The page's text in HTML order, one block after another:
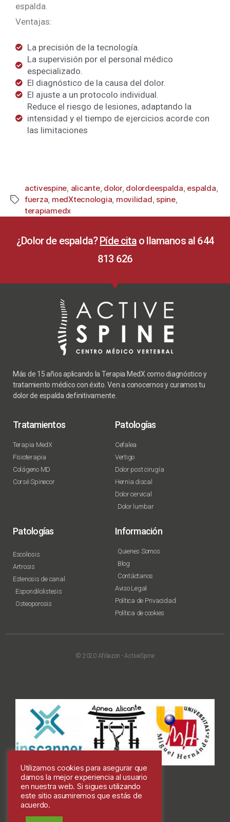
espalda.
Ventajas:
La precisión de la tecnología.
La supervisión por el personal médico
especializado.
El diagnóstico de la causa del dolor.
El ajuste a un protocolo individual.
Reduce el riesgo de lesiones, adaptando la
intensidad y el tiempo de ejercicios acorde con
las limitaciones
activespine, alicante, dolor, dolordeespalda, espalda,
fuerza, medXtecnologia, movilidad, spine,
terapiamedx
¿Dolor de espalda?Píde citao llamanos al 644
813 626
Más de 15 años aplicando la Terapia MedX como diagnóstico y
tratamiento médico con éxito. Ven a conocernos y curamos tu
dolor de espalda definitivamente.
Tratamientos
Terapia MedX
Fisioterapia
Colágeno MD
Corsé Spinecor
Patologías
Cefalea
Vertigo
Dolor post cirugía
Hernia discal
Dolor cervical
Dolor lumbar
Patologías
Escoliosis
Artrosis
Estenosis de canal
Espondilolistesis
Osteoporosis
Información
Quienes Somos
Blog
Contáctanos
Aviso Legal
Política de Privacidad
Política de cookies
© 2020 Afiliazon - ActiveSpine
Utilizamos cookies para asegurar que
damos la mejor experiencia al usuario
en nuestra web. Si sigues utilizando
este sitio asumiremos que estás de
acuerdo.